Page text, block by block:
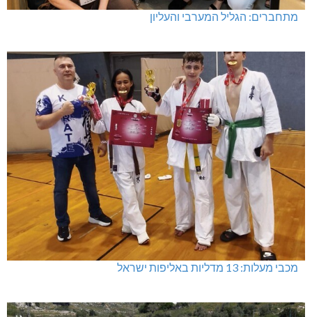
מתחברים: הגליל המערבי והעליון
מכבי מעלות: 13 מדליות באליפות ישראל